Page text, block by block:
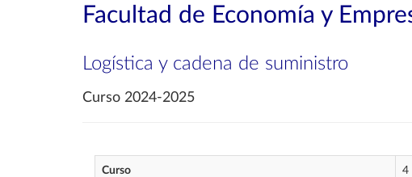
Facultad de Economía y
Logística y cadena de suministro
Curso 2024-2025
Curso 4